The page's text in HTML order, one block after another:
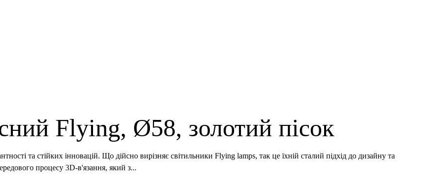
Flying, Ø58, золотий пісок
та стійких інновацій. Що дійсно вирізняє світильники Flying lamps, так це їхній сталий підхід до дизайну та
процесу 3D-в'язання, який з...